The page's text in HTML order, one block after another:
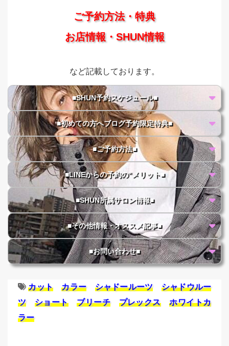
ご予約方法・特典
お店情報・SHUN情報
など記載しております。
■SHUN予約スケジュール■
■初めての方へブログ予約限定特典■
■ご予約方法■
■LINEからの予約の"メリット■
■SHUN所属サロン情報■
■その他情報・オススメ記事■
■お問い合わせ■
カット カラー シャドールーツ
シャドウルー
ツ
ショート ブリーチ プレックス
ホワイトカ
ラー